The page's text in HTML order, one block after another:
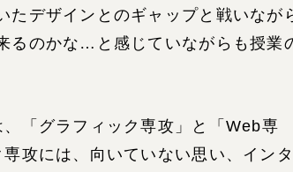
たデザインとのギャップと戦いなが
るのかな…と感じていながらも授業
「グラフィック専攻」と「Web専
攻には、向いていない思い、インタ